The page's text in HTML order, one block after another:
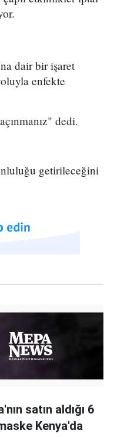
dair bir işaret
enfekte
dedi.
getirileceğini
satın aldığı 6
Kenya'da